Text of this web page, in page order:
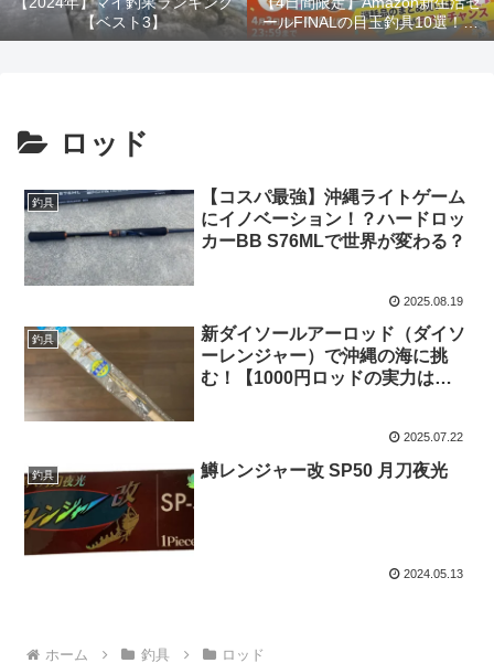
【ベスト3】
ールFINALの目玉釣具10選！消
耗品のまとめ買いは今がラスト
ロッド
釣具
【コスパ最強】沖縄ライトゲーム
にイノベーション！？ハードロッ
カーBB S76MLで世界が変わる？
2025.08.19
釣具
新ダイソールアーロッド（ダイソ
ーレンジャー）で沖縄の海に挑
む！【1000円ロッドの実力は？
2025.07.22
釣具 鱒レンジャー改 SP50 月刀夜光
2024.05.13
ホーム 釣具 ロッド